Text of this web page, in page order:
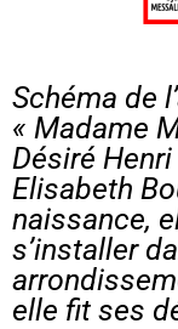
Schéma de
« Madame
Désiré
Elisabeth
naissance,
s’installer
elle fit ses